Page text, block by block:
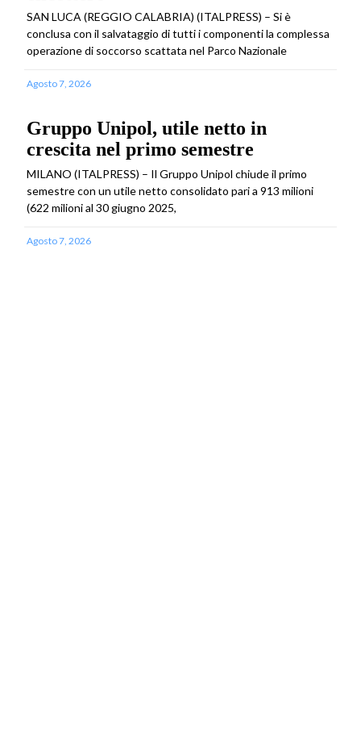
SAN LUCA (REGGIO CALABRIA) (ITALPRESS) – Si è
conclusa con il salvataggio di tutti i componenti la complessa
operazione di soccorso scattata nel Parco Nazionale
Agosto 7, 2026
Gruppo Unipol, utile netto in
crescita nel primo semestre
MILANO (ITALPRESS) – Il Gruppo Unipol chiude il primo
semestre con un utile netto consolidato pari a 913 milioni
(622 milioni al 30 giugno 2025,
Agosto 7, 2026